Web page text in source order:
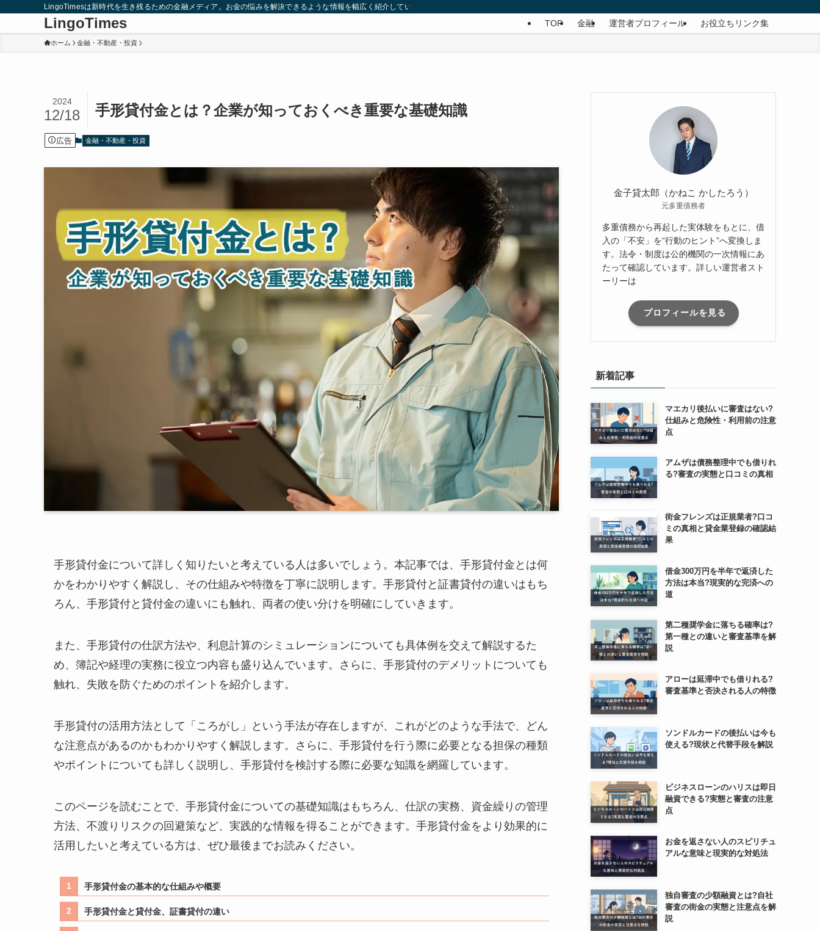
LingoTimesは新時代を生き残るための金融メディア。お金の悩みを解決できるような情報を幅広く紹介していきます。
LingoTimes TOP 金融 運営者プロフィール お役立ちリンク集
ホーム 金融・不動産・投資
手形貸付金とは？企業が知っておくべき重要な基礎知識
2024
12/18
広告 金融・不動産・投資
手形貸付金について詳しく知りたいと考えている人は多いでしょう。本記事では、手形貸付金とは何
かをわかりやすく解説し、その仕組みや特徴を丁寧に説明します。手形貸付と証書貸付の違いはもち
ろん、手形貸付と貸付金の違いにも触れ、両者の使い分けを明確にしていきます。
また、手形貸付の仕訳方法や、利息計算のシミュレーションについても具体例を交えて解説するた
め、簿記や経理の実務に役立つ内容も盛り込んでいます。さらに、手形貸付のデメリットについても
触れ、失敗を防ぐためのポイントを紹介します。
手形貸付の活用方法として「ころがし」という手法が存在しますが、これがどのような手法で、どん
な注意点があるのかもわかりやすく解説します。さらに、手形貸付を行う際に必要となる担保の種類
やポイントについても詳しく説明し、手形貸付を検討する際に必要な知識を網羅しています。
このページを読むことで、手形貸付金についての基礎知識はもちろん、仕訳の実務、資金繰りの管理
方法、不渡りリスクの回避策など、実践的な情報を得ることができます。手形貸付金をより効果的に
活用したいと考えている方は、ぜひ最後までお読みください。
手形貸付金の基本的な仕組みや概要
手形貸付金と貸付金、証書貸付の違い
金子貸太郎（かねこ かしたろう）
元多重債務者
多重債務から再起した実体験をもとに、借
入の「不安」を“行動のヒント”へ変換しま
す。法令・制度は公的機関の一次情報にあ
たって確認しています。詳しい運営者スト
ーリーは
プロフィールを見る
新着記事
マエカリ後払いに審査はない?
仕組みと危険性・利用前の注意
点
アムザは債務整理中でも借りれ
る?審査の実態と口コミの真相
街金フレンズは正規業者?口コ
ミの真相と貸金業登録の確認結
果
借金300万円を半年で返済した
方法は本当?現実的な完済への
道
第二種奨学金に落ちる確率は?
第一種との違いと審査基準を解
説
アローは延滞中でも借りれる?
審査基準と否決される人の特徴
ソンドルカードの後払いは今も
使える?現状と代替手段を解説
ビジネスローンのハリスは即日
融資できる?実態と審査の注意
点
お金を返さない人のスピリチュ
アルな意味と現実的な対処法
独自審査の少額融資とは?自社
審査の街金の実態と注意点を解
説